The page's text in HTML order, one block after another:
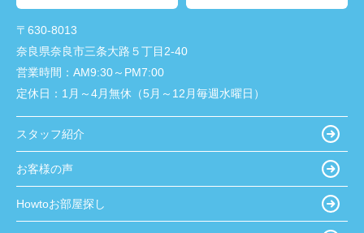
〒630-8013
奈良県奈良市三条大路５丁目2-40
営業時間： AM9:30～PM7:00
定休日： 1月～4月無休（5月～12月毎週水曜日）
スタッフ紹介
お客様の声
Howtoお部屋探し